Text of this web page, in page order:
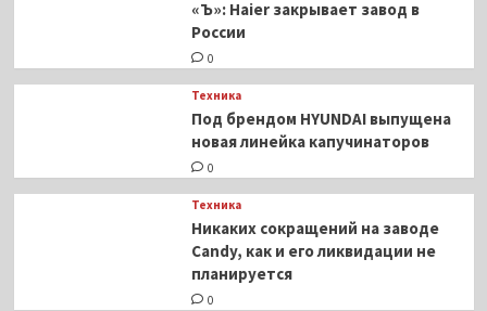
«Ъ»: Haier закрывает завод в
России
0
Техника
Под брендом HYUNDAI выпущена
новая линейка капучинаторов
0
Техника
Никаких сокращений на заводе
Candy, как и его ликвидации не
планируется
0